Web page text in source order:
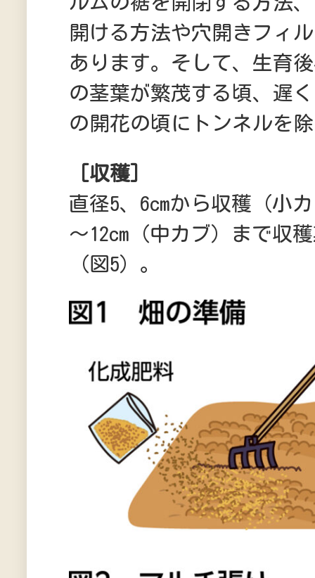
開ける方法や穴開きフィ
あります。そして、生育
の茎葉が繁茂する頃、遅
の開花の頃にトンネルを
［収穫］
直径5、6cmから収穫（小
～12cm（中カブ）まで収
（図5）。